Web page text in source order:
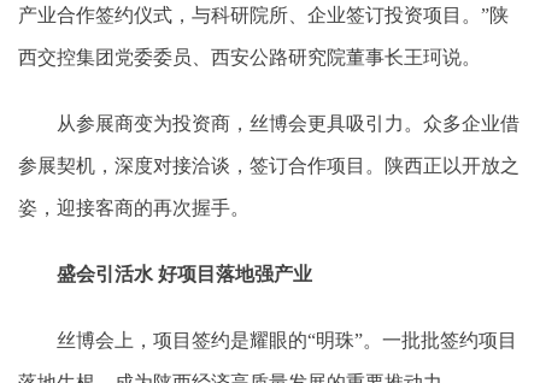
产业合作签约仪式，与科研院所、企业签订投资项目。”陕
西交控集团党委委员、西安公路研究院董事长王珂说。
从参展商变为投资商，丝博会更具吸引力。众多企业借
参展契机，深度对接洽谈，签订合作项目。陕西正以开放之
姿，迎接客商的再次握手。
盛会引活水 好项目落地强产业
丝博会上，项目签约是耀眼的“明珠”。一批批签约项目